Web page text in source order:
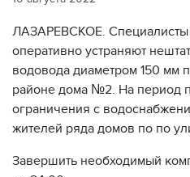
ЛАЗАРЕВСКОЕ.
оперативно устраняют
водовода диаметром 150 мм
районе дома №2. На период
ограничения с
жителей ряда домов по по
Завершить необходимый